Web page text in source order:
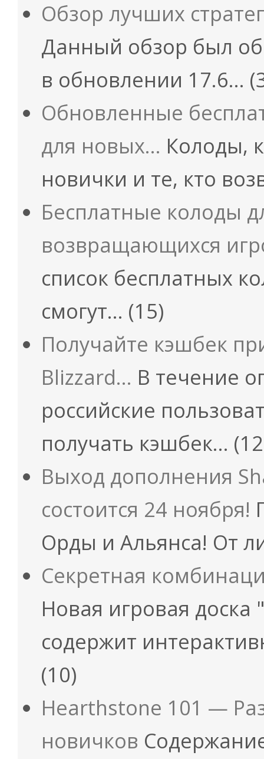
Обзор лучших
Данный обзор был
в обновлении 17.6…
Обновленные
для новых… Колоды,
новички и те, кто
Бесплатные колоды
возвращающихся
список бесплатных
смогут… (15)
Получайте кэшбек
Blizzard… В течение
российские
получать кэшбек…
Выход дополнения
состоится 24 ноября!
Орды и Альянса! От
Секретная
Новая игровая
содержит
(10)
Hearthstone 101 —
новичков